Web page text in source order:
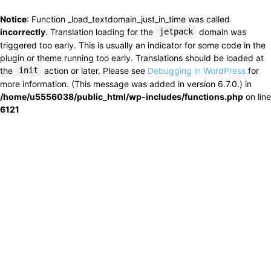
Notice: Function _load_textdomain_just_in_time was called
incorrectly. Translation loading for the jetpack
domain was
triggered too early. This is usually an indicator for some code in the
plugin or theme running too early. Translations should be loaded at
the
init action or later. Please see Debugging in WordPress for
more information. (This message was added in version 6.7.0.) in
/home/u5556038/public_html/wp-includes/functions.php on line
6121